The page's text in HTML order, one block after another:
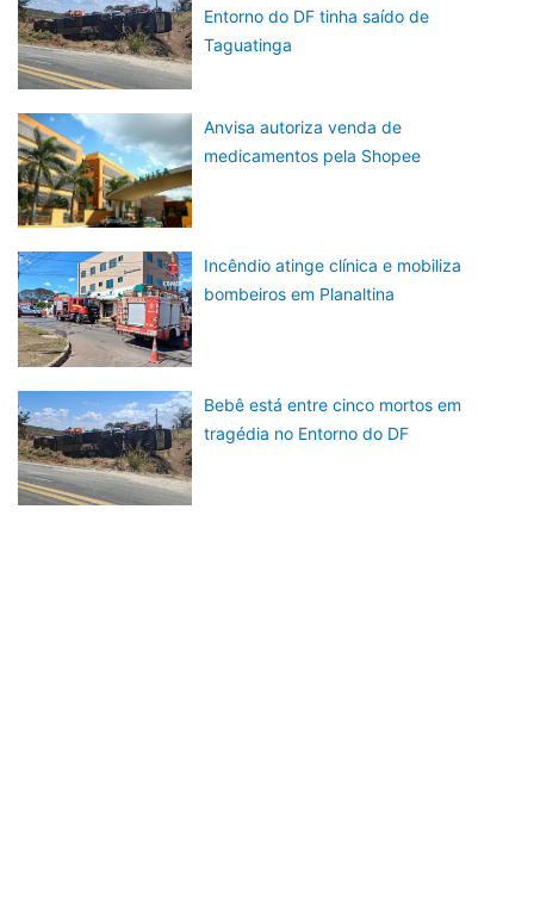
Entorno do DF tinha saído de
Taguatinga
Anvisa autoriza venda de
medicamentos pela Shopee
Incêndio atinge clínica e mobiliza
bombeiros em Planaltina
Bebê está entre cinco mortos em
tragédia no Entorno do DF